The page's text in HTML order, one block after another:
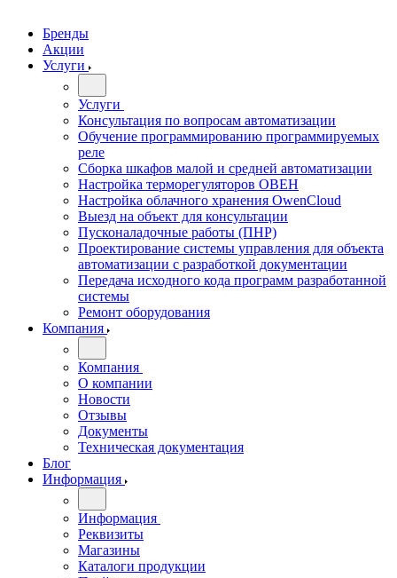
Бренды
Акции
Услуги
Услуги
Консультация по вопросам автоматизации
Обучение программированию программируемых
реле
Сборка шкафов малой и средней автоматизации
Настройка терморегуляторов ОВЕН
Настройка облачного хранения OwenCloud
Выезд на объект для консультации
Пусконаладочные работы (ПНР)
Проектирование системы управления для объекта
автоматизации с разработкой документации
Передача исходного кода программ разработанной
системы
Ремонт оборудования
Компания
Компания
О компании
Новости
Отзывы
Документы
Техническая документация
Блог
Информация
Информация
Реквизиты
Магазины
Каталоги продукции